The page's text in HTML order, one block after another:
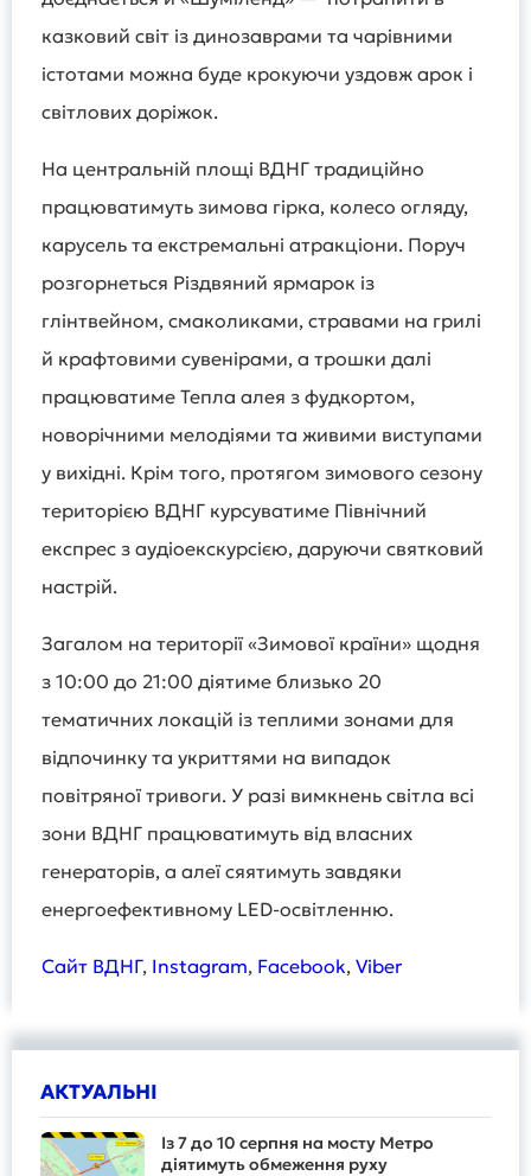
казковий світ із динозаврами та чарівними
істотами можна буде крокуючи уздовж арок і
світлових доріжок.
На центральній площі ВДНГ традиційно
працюватимуть зимова гірка, колесо огляду,
карусель та екстремальні атракціони. Поруч
розгорнеться Різдвяний ярмарок із
глінтвейном, смаколиками, стравами на грилі
й крафтовими сувенірами, а трошки далі
працюватиме Тепла алея з фудкортом,
новорічними мелодіями та живими виступами
у вихідні. Крім того, протягом зимового сезону
територією ВДНГ курсуватиме Північний
експрес з аудіоекскурсією, даруючи святковий
настрій.
Загалом на території «Зимової країни» щодня
з 10:00 до 21:00 діятиме близько 20
тематичних локацій із теплими зонами для
відпочинку та укриттями на випадок
повітряної тривоги. У разі вимкнень світла всі
зони ВДНГ працюватимуть від власних
генераторів, а алеї сяятимуть завдяки
енергоефективному LED-освітленню.
Сайт ВДНГ, Instagram, Facebook, Viber
АКТУАЛЬНІ
Із 7 до 10 серпня на мосту Метро
діятимуть обмеження руху